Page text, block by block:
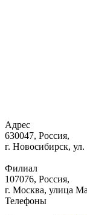
Адрес
630047, Россия,
г. Новосибирск,
Филиал
107076, Россия,
г. Москва, улица
Телефоны